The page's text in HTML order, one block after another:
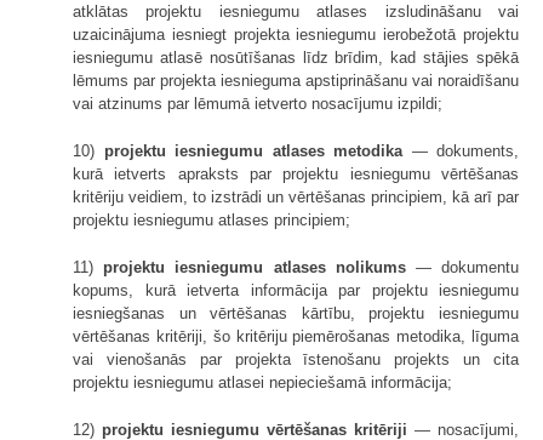
atklātas projektu iesniegumu atlases izsludināšanu vai
uzaicinājuma iesniegt projekta iesniegumu ierobežotā projektu
iesniegumu atlasē nosūtīšanas līdz brīdim, kad stājies spēkā
lēmums par projekta iesnieguma apstiprināšanu vai noraidīšanu
vai atzinums par lēmumā ietverto nosacījumu izpildi;
10) projektu iesniegumu atlases metodika — dokuments,
kurā ietverts apraksts par projektu iesniegumu vērtēšanas
kritēriju veidiem, to izstrādi un vērtēšanas principiem, kā arī par
projektu iesniegumu atlases principiem;
11) projektu iesniegumu atlases nolikums— dokumentu
kopums, kurā ietverta informācija par projektu iesniegumu
iesniegšanas un vērtēšanas kārtību, projektu iesniegumu
vērtēšanas kritēriji, šo kritēriju piemērošanas metodika, līguma
vai vienošanās par projekta īstenošanu projekts un cita
projektu iesniegumu atlasei nepieciešamā informācija;
12) projektu iesniegumu vērtēšanas kritēriji — nosacījumi,